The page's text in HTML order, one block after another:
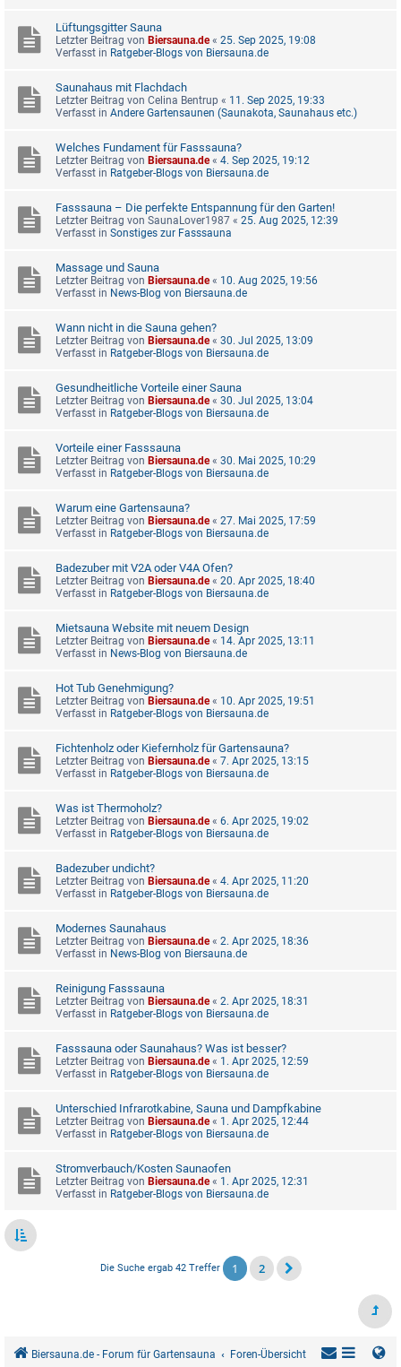
Lüftungsgitter Sauna
Letzter Beitrag von Biersauna.de« 25. Sep 2025, 19:08
Verfasst in Ratgeber-Blogs von Biersauna.de
Saunahaus mit Flachdach
Letzter Beitrag von Celina Bentrup « 11. Sep 2025, 19:33
Verfasst in Andere Gartensaunen (Saunakota, Saunahaus etc.)
Welches Fundament für Fasssauna?
Letzter Beitrag von Biersauna.de« 4. Sep 2025, 19:12
Verfasst in Ratgeber-Blogs von Biersauna.de
Fasssauna – Die perfekte Entspannung für den Garten!
Letzter Beitrag von SaunaLover1987 « 25. Aug 2025, 12:39
Verfasst in Sonstiges zur Fasssauna
Massage und Sauna
Letzter Beitrag von Biersauna.de« 10. Aug 2025, 19:56
Verfasst in News-Blog von Biersauna.de
Wann nicht in die Sauna gehen?
Letzter Beitrag von Biersauna.de« 30. Jul 2025, 13:09
Verfasst in Ratgeber-Blogs von Biersauna.de
Gesundheitliche Vorteile einer Sauna
Letzter Beitrag von Biersauna.de« 30. Jul 2025, 13:04
Verfasst in Ratgeber-Blogs von Biersauna.de
Vorteile einer Fasssauna
Letzter Beitrag von Biersauna.de« 30. Mai 2025, 10:29
Verfasst in Ratgeber-Blogs von Biersauna.de
Warum eine Gartensauna?
Letzter Beitrag von Biersauna.de« 27. Mai 2025, 17:59
Verfasst in Ratgeber-Blogs von Biersauna.de
Badezuber mit V2A oder V4A Ofen?
Letzter Beitrag von Biersauna.de« 20. Apr 2025, 18:40
Verfasst in Ratgeber-Blogs von Biersauna.de
Mietsauna Website mit neuem Design
Letzter Beitrag von Biersauna.de« 14. Apr 2025, 13:11
Verfasst in News-Blog von Biersauna.de
Hot Tub Genehmigung?
Letzter Beitrag von Biersauna.de« 10. Apr 2025, 19:51
Verfasst in Ratgeber-Blogs von Biersauna.de
Fichtenholz oder Kiefernholz für Gartensauna?
Letzter Beitrag von Biersauna.de« 7. Apr 2025, 13:15
Verfasst in Ratgeber-Blogs von Biersauna.de
Was ist Thermoholz?
Letzter Beitrag von Biersauna.de« 6. Apr 2025, 19:02
Verfasst in Ratgeber-Blogs von Biersauna.de
Badezuber undicht?
Letzter Beitrag von Biersauna.de« 4. Apr 2025, 11:20
Verfasst in Ratgeber-Blogs von Biersauna.de
Modernes Saunahaus
Letzter Beitrag von Biersauna.de« 2. Apr 2025, 18:36
Verfasst in News-Blog von Biersauna.de
Reinigung Fasssauna
Letzter Beitrag von Biersauna.de« 2. Apr 2025, 18:31
Verfasst in Ratgeber-Blogs von Biersauna.de
Fasssauna oder Saunahaus? Was ist besser?
Letzter Beitrag von Biersauna.de« 1. Apr 2025, 12:59
Verfasst in Ratgeber-Blogs von Biersauna.de
Unterschied Infrarotkabine, Sauna und Dampfkabine
Letzter Beitrag von Biersauna.de« 1. Apr 2025, 12:44
Verfasst in Ratgeber-Blogs von Biersauna.de
Stromverbauch/Kosten Saunaofen
Letzter Beitrag von Biersauna.de« 1. Apr 2025, 12:31
Verfasst in Ratgeber-Blogs von Biersauna.de
Die Suche ergab 42 Treffer 1 2
Biersauna.de - Forum für Gartensauna Foren-Übersicht